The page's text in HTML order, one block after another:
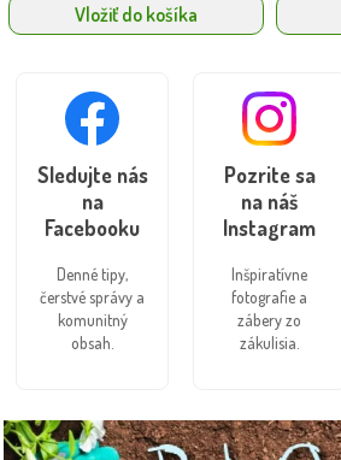
Vložiť do košíka
Sledujte nás
na
Facebooku
Denné tipy,
čerstvé správy a
komunitný
obsah.
Pozrite sa
na náš
Instagram
Inšpiratívne
fotografie a
zábery zo
zákulisia.